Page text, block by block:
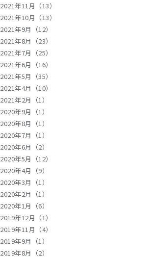
2021年11月（13）
2021年10月（13）
2021年9月（12）
2021年8月（23）
2021年7月（25）
2021年6月（16）
2021年5月（35）
2021年4月（10）
2021年2月（1）
2020年9月（1）
2020年8月（1）
2020年7月（1）
2020年6月（2）
2020年5月（12）
2020年4月（9）
2020年3月（1）
2020年2月（1）
2020年1月（6）
2019年12月（1）
2019年11月（4）
2019年9月（1）
2019年8月（2）